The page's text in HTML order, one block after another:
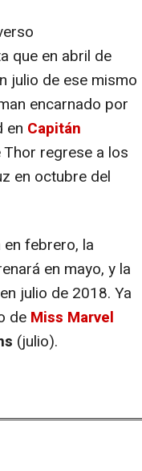
que en abril de
julio de ese mismo
encarnado por
en Capitán
regrese a los
en octubre del
febrero, la
en mayo, y la
julio de 2018. Ya
de Miss Marvel
(julio).